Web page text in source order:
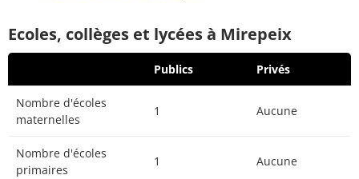
Ecoles, collèges et lycées à Mirepeix
Publics Privés
Nombre d'écoles
maternelles
1 Aucune
Nombre d'écoles
primaires
1 Aucune